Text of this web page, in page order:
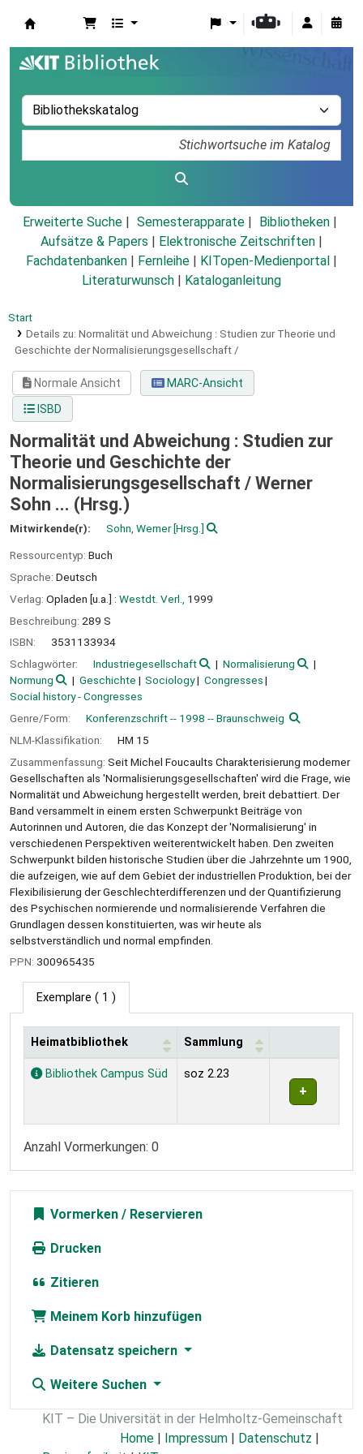
Erweiterte Suche Semesterapparate
Bibliotheken
Aufsätze & Papers
Elektronische Zeitschriften
Fachdatenbanken
Fernleihe KITopen-Medienportal
Literaturwunsch
Kataloganleitung
Start
Details zu: Normalität und Abweichung : Studien zur Theorie und
Geschichte der Normalisierungsgesellschaft /
Normale Ansicht
MARC-Ansicht
ISBD
Normalität und Abweichung : Studien zur
Theorie und Geschichte der
Normalisierungsgesellschaft / Werner
Sohn ... (Hrsg.)
Mitwirkende(r): Sohn, Werner[Hrsg.]
Ressourcentyp: Buch
Sprache: Deutsch
Verlag: Opladen [u.a.] : Westdt. Verl.,
1999
Beschreibung: 289 S
ISBN:
3531133934
Schlagwörter:
Industriegesellschaft
Normalisierung
Normung
Geschichte Sociology
Congresses
Social history - Congresses
Genre/Form:
Konferenzschrift -- 1998 -- Braunschweig
NLM-Klassifikation:
HM 15
Zusammenfassung: Seit Michel Foucaults Charakterisierung moderner
Gesellschaften als 'Normalisierungsgesellschaften' wird die Frage, wie
Normalität und Abweichung hergestellt werden, breit debattiert. Der
Band versammelt in einem ersten Schwerpunkt Beiträge von
Autorinnen und Autoren, die das Konzept der 'Normalisierung' in
verschiedenen Perspektiven weiterentwickelt haben. Den zweiten
Schwerpunkt bilden historische Studien über die Jahrzehnte um 1900,
die aufzeigen, wie auf dem Gebiet der industriellen Produktion, bei der
Flexibilisierung der Geschlechterdifferenzen und der Quantifizierung
des Psychischen normierende und normalisierende Verfahren die
Grundlagen dessen konstituierten, was wir heute als
selbstverständlich und normal empfinden.
PPN: 300965435
Exemplare ( 1 )
Exemplare
Heimatbibliothek Sammlung
Bibliothek Campus Süd soz 2.23
Anzahl Vormerkungen: 0
Vormerken
Drucken
Zitieren
Meinem Korb hinzufügen
Datensatz speichern
Weitere Suchen
KIT – Die Universität in der Helmholtz-Gemeinschaft
Home | Impressum | Datenschutz |